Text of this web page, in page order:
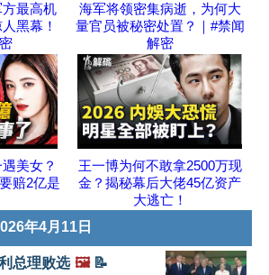
最高机
黑幕！
海军将领密集病逝，为何大
量官员被秘密处置？｜#禁闻
解密
美女？
赔2亿是
王一博为何不敢拿2500万现
金？揭秘幕后大佬45亿资产
大逃亡！
年4月11日
总理败选 🖼️📝